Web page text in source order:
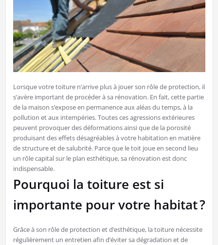
Lorsque votre toiture n’arrive plus à jouer son rôle de protection, il
s’avère important de procéder à sa rénovation. En fait, cette partie
de la maison s’expose en permanence aux aléas du temps, à la
pollution et aux intempéries. Toutes ces agressions extérieures
peuvent provoquer des déformations ainsi que de la porosité
produisant des effets désagréables à votre habitation en matière
de structure et de salubrité. Parce que le toit joue en second lieu
un rôle capital sur le plan esthétique, sa rénovation est donc
indispensable.
Pourquoi la toiture est si
importante pour votre habitat ?
Grâce à son rôle de protection et d’esthétique, la toiture nécessite
régulièrement un entretien afin d’éviter sa dégradation et de